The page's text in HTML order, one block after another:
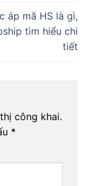
áp mã HS là gì,
tìm hiểu chi
tiết
công khai.
*